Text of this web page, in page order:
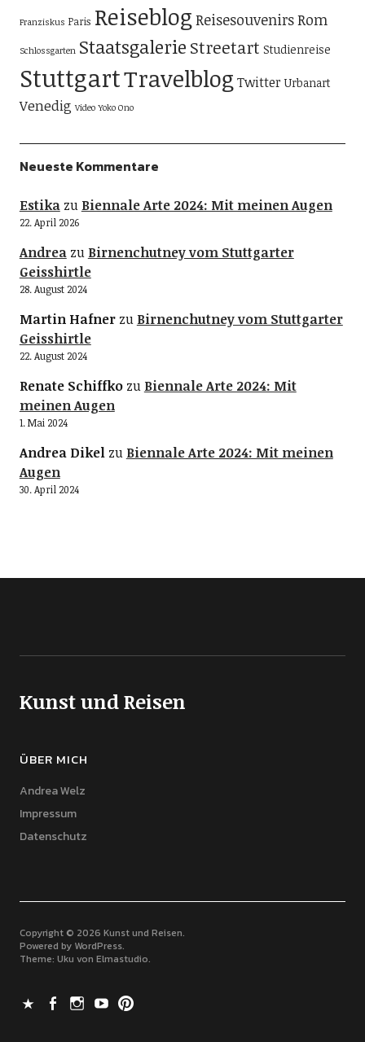
Franziskus Paris Reiseblog ReisesouvenirsRom
Schlossgarten Staatsgalerie Streetart Studienreise
StuttgartTravelblog Twitter Urbanart
Venedig Video Yoko Ono
Neueste Kommentare
Estikazu Biennale Arte 2024: Mit meinen Augen
22. April 2026
Andreazu Birnenchutney vom Stuttgarter
Geisshirtle
28. August 2024
Martin Hafnerzu Birnenchutney vom Stuttgarter
Geisshirtle
22. August 2024
Renate Schiffkozu Biennale Arte 2024: Mit
meinen Augen
1. Mai 2024
Andrea Dikelzu Biennale Arte 2024: Mit meinen
Augen
30. April 2024
Kunst und Reisen
ÜBER MICH
Andrea Welz
Impressum
Datenschutz
Copyright © 2026 Kunst und Reisen
Powered by WordPress
Theme: Uku von Elmastudio